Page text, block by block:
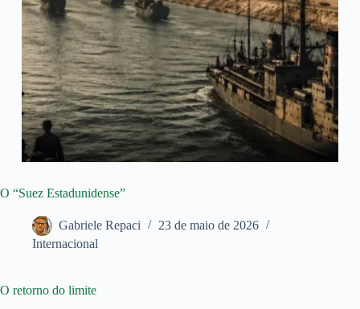
O “Suez Estadunidense”
Gabriele Repaci
23 de maio de 2026
Internacional
O retorno do limite